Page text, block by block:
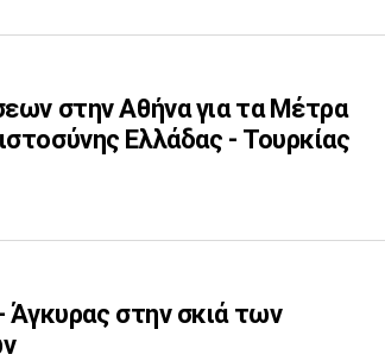
στην Αθήνα για τα Μέτρα
Ελλάδας - Τουρκίας
Άγκυρας στην σκιά των